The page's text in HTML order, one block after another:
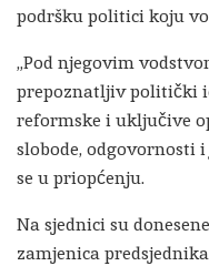
podršku politici koju
„Pod njegovim
prepoznatljiv politički
reformske i uključive
slobode, odgovornosti
se u priopćenju.
Na sjednici su
zamjenica